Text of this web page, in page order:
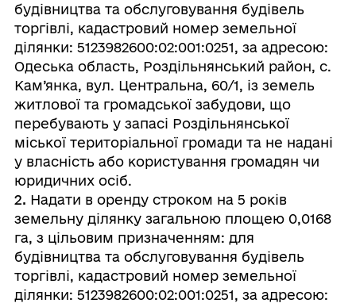
будівництва та обслуговування будівель
торгівлі, кадастровий номер земельної
ділянки: 5123982600:02:001:0251, за адресою:
Одеська область, Роздільнянський район, с.
Кам’янка, вул. Центральна, 60/1, із земель
житлової та громадської забудови, що
перебувають у запасі Роздільнянської
міської територіальної громади та не надані
у власність або користування громадян чи
юридичних осіб.
2. Надати в оренду строком на 5 років
земельну ділянку загальною площею 0,0168
га, з цільовим призначенням: для
будівництва та обслуговування будівель
торгівлі, кадастровий номер земельної
ділянки: 5123982600:02:001:0251, за адресою: